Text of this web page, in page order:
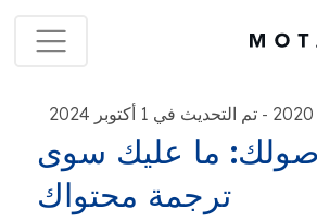
- تم التحديث في 1 أكتوبر 2024
ما عليك سوى
ترجمة محتواك